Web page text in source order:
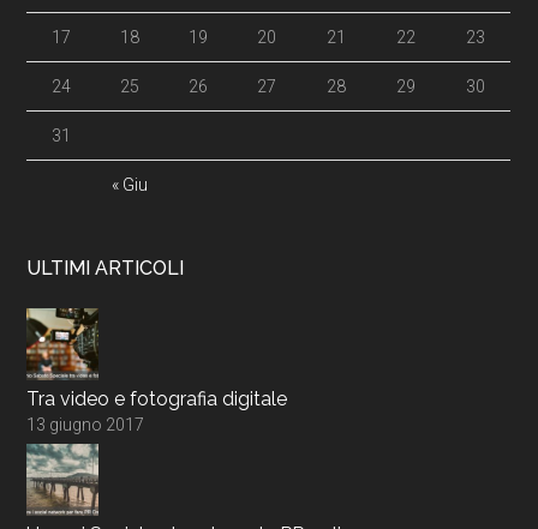
« Giu
17 18 19 20 21 22 23
24 25 26 27 28 29 30
31
ULTIMI ARTICOLI
Tra video e fotografia digitale
13 giugno 2017